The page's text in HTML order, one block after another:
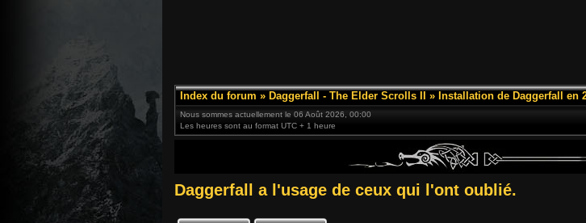
Index du forum » Daggerfall - The Elder Scrolls II » Installation de Daggerfall en
Nous sommes actuellement le 06 Août 2026, 00:00
Les heures sont au format UTC + 1 heure
Daggerfall a l'usage de ceux qui l'ont oublié.